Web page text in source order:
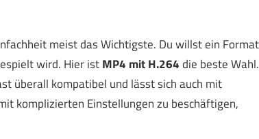
meist das Wichtigste. Du willst ein
wird. Hier istMP4 mit H.264die beste Wahl.
überall kompatibel und lässt sich auch mit
komplizierten Einstellungen zu beschäftigen,